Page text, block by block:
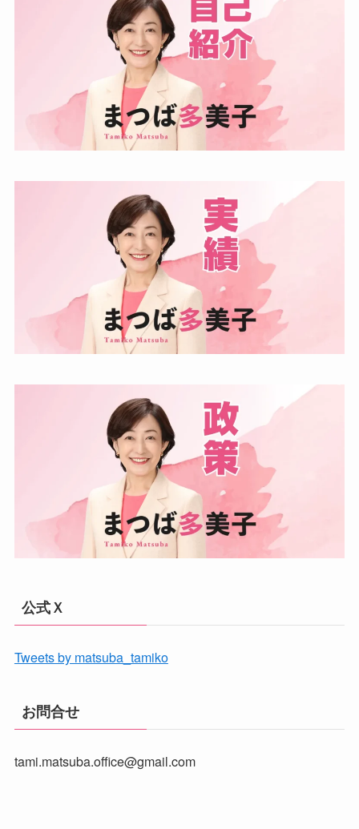
公式Ｘ
Tweets by matsuba_tamiko
お問合せ
tami.matsuba.office@gmail.com